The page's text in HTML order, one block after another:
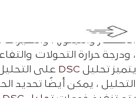
علی درجة الحرارة و الحرارة
الانصهار والتبلور) ،
، ودرجة حرارة التحولات
يتميز تحليل DSC
التحليل ، يمكن أيضًا تحديد